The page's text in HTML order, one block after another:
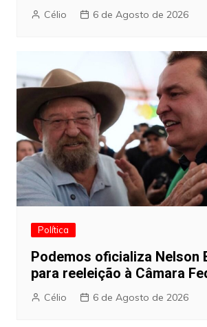
Célio 6 de Agosto de 2026
Política
Podemos oficializa Nelson
para reeleição à Câmara
Célio 6 de Agosto de 2026